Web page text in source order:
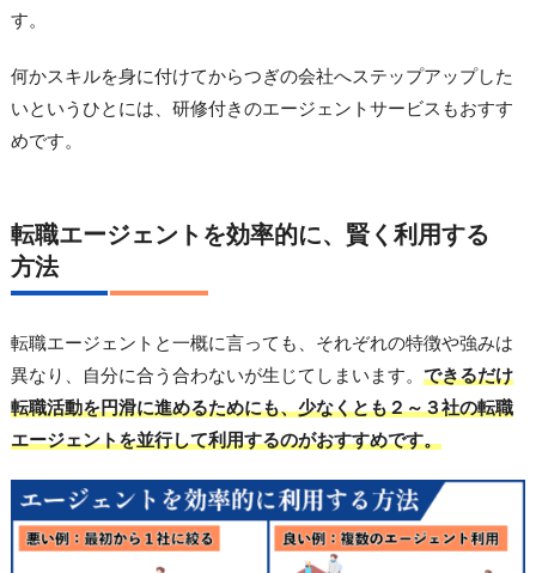
す。
何かスキルを身に付けてからつぎの会社へステップアップした
いというひとには、研修付きのエージェントサービスもおすす
めです。
転職エージェントを効率的に、賢く利用する
方法
転職エージェントと一概に言っても、それぞれの特徴や強みは
異なり、自分に合う合わないが生じてしまいます。 できるだけ
転職活動を円滑に進めるためにも、少なくとも２～３社の転職
エージェントを並行して利用するのがおすすめです。